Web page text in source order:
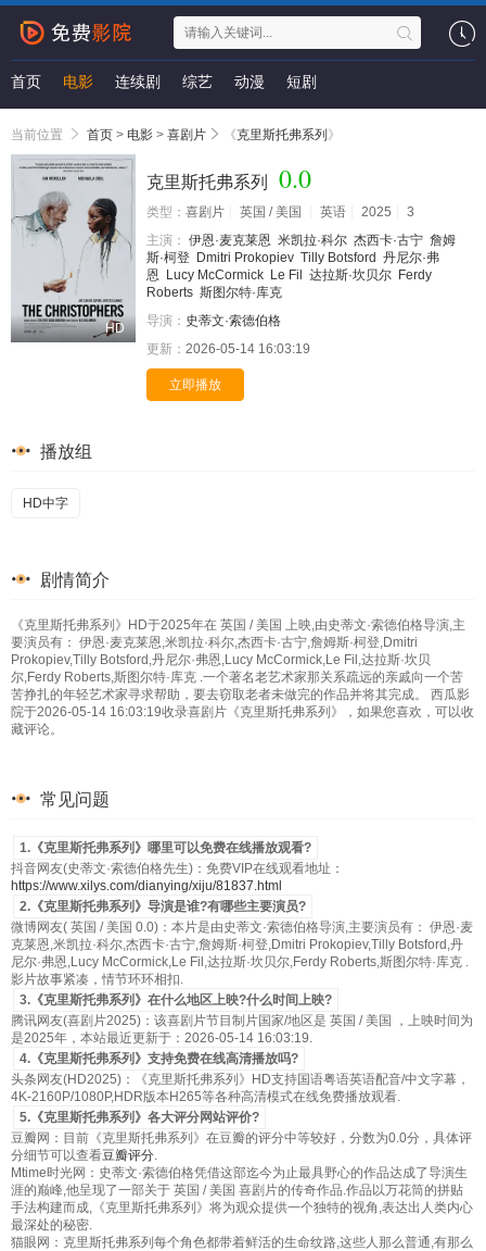
首页 电影 连续剧 综艺 动漫 短剧
当前位置 首页 > 电影 > 喜剧片 《克里斯托弗系列 》
HD
克里斯托弗系列 0.0
类型： 喜剧片 英国 / 美国 英语 2025
3
主演： 伊恩·麦克莱恩 米凯拉·科尔 杰西卡·古宁 詹姆
斯·柯登 Dmitri Prokopiev Tilly Botsford 丹尼尔·弗
恩
Lucy McCormick Le Fil 达拉斯·坎贝尔 Ferdy
Roberts 斯图尔特·库克
导演： 史蒂文·索德伯格
更新： 2026-05-14 16:03:19
立即播放
播放组
HD中字
剧情简介
《克里斯托弗系列》HD于2025年在 英国 / 美国 上映,由史蒂文·索德伯格导演,主
要演员有： 伊恩·麦克莱恩,米凯拉·科尔,杰西卡·古宁,詹姆斯·柯登,Dmitri
Prokopiev,Tilly Botsford,丹尼尔·弗恩,Lucy McCormick,Le Fil,达拉斯·坎贝
尔,Ferdy Roberts,斯图尔特·库克 .一个著名老艺术家那关系疏远的亲戚向一个苦
苦挣扎的年轻艺术家寻求帮助，要去窃取老者未做完的作品并将其完成。 西瓜影
院于2026-05-14 16:03:19收录喜剧片《克里斯托弗系列》，如果您喜欢，可以收
藏评论。
常见问题
1.《克里斯托弗系列》哪里可以免费在线播放观看?
抖音网友(史蒂文·索德伯格先生)：免费VIP在线观看地址：
https://www.xilys.com/dianying/xiju/81837.html
2.《克里斯托弗系列》导演是谁?有哪些主要演员?
微博网友( 英国 / 美国 0.0)：本片是由史蒂文·索德伯格导演,主要演员有： 伊恩·麦
克莱恩,米凯拉·科尔,杰西卡·古宁,詹姆斯·柯登,Dmitri Prokopiev,Tilly Botsford,丹
尼尔·弗恩,Lucy McCormick,Le Fil,达拉斯·坎贝尔,Ferdy Roberts,斯图尔特·库克 .
影片故事紧凑，情节环环相扣.
3.《克里斯托弗系列》在什么地区上映?什么时间上映?
腾讯网友(喜剧片2025)：该喜剧片节目制片国家/地区是 英国 / 美国 ，上映时间为
是2025年，本站最近更新于：2026-05-14 16:03:19.
4.《克里斯托弗系列》支持免费在线高清播放吗?
头条网友(HD2025)：《克里斯托弗系列》HD支持国语粤语英语配音/中文字幕，
4K-2160P/1080P,HDR版本H265等各种高清模式在线免费播放观看.
5.《克里斯托弗系列》各大评分网站评价?
豆瓣网：目前《克里斯托弗系列》在豆瓣的评分中等较好，分数为0.0分，具体评
分细节可以查看豆瓣评分.
Mtime时光网：史蒂文·索德伯格凭借这部迄今为止最具野心的作品达成了导演生
涯的巅峰,他呈现了一部关于 英国 / 美国 喜剧片的传奇作品.作品以万花筒的拼贴
手法构建而成,《克里斯托弗系列》将为观众提供一个独特的视角,表达出人类内心
最深处的秘密.
猫眼网：克里斯托弗系列每个角色都带着鲜活的生命纹路,这些人那么普通,有那么